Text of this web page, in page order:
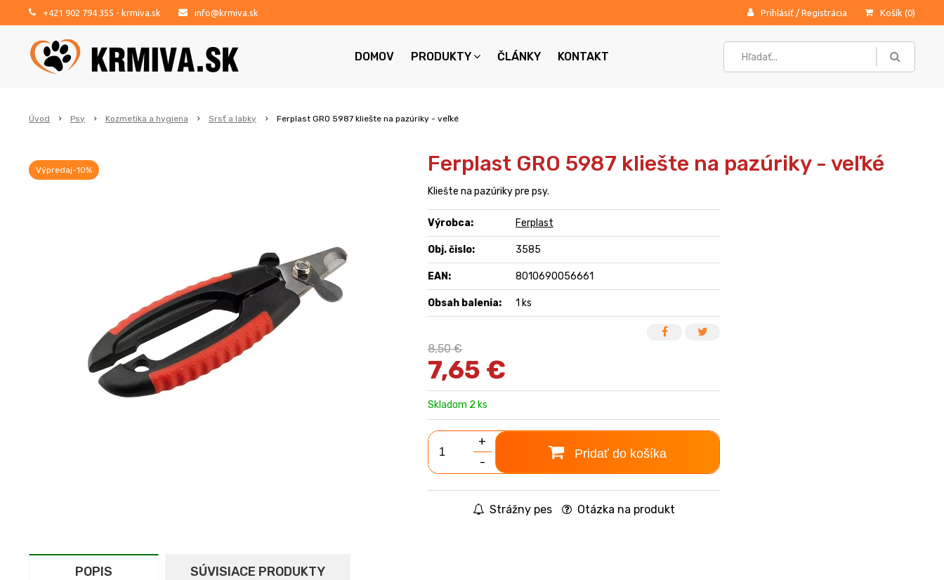
+421 902 794 355 - krmiva.sk info@krmiva.sk Prihlásiť / Registrácia Košík (0)
DOMOV PRODUKTY ČLÁNKY KONTAKT
Úvod Psy Kozmetika a hygiena Srsť a labky Ferplast GRO 5987 kliešte na pazúriky - veľké
Výpredaj-10% Ferplast GRO 5987 kliešte na pazúriky - veľké
Kliešte na pazúriky pre psy.
Výrobca: Ferplast
Obj. čislo: 3585
EAN: 8010690056661
Obsah balenia: 1 ks
8,50 €
7,65 €
Skladom 2 ks
+
-
Pridať do košíka
Strážny pes Otázka na produkt
POPIS SÚVISIACE PRODUKTY